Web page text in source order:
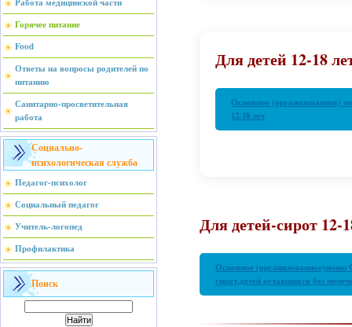
Горячее питание
Food
Ответы на вопросы родителей по
питанию
Санитарно-просветительная
работа
Социально-
психологическая служба
Педагог-психолог
Социальный педагог
Учитель-логопед
Профилактика
Поиск
Для детей 12-18
Основное (организованное)
12-18 лет
Для детей-сирот 12-
Основное (организованное)меню
сирот,детей оставшихся без